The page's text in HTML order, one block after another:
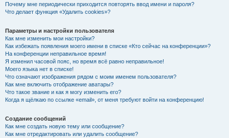
Почему мне периодически приходится повторять ввод имени и пароля?
Что делает функция «Удалить cookies»?
Параметры и настройки пользователя
Как мне изменить мои настройки?
Как избежать появления моего имени в списке «Кто сейчас на конференции»?
На конференции неправильное время!
Я изменил часовой пояс, но время всё равно неправильное!
Моего языка нет в списке!
Что означают изображения рядом с моим именем пользователя?
Как мне включить отображение аватары?
Что такое звание и как я могу изменить его?
Когда я щёлкаю по ссылке «email», от меня требуют войти на конференцию!
Создание сообщений
Как мне создать новую тему или сообщение?
Как мне отредактировать или удалить сообщение?